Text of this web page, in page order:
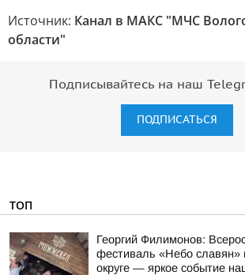
Источник: Канал в МАКС "МЧС
области"
Подписывайтесь на наш
ПОДПИСАТЬСЯ
ТОП
Георгий Филимонов:
фестиваль «Небо славян»
округе — яркое событие